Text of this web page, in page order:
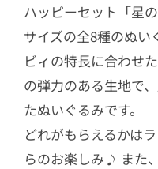
ハッピーセット「星
サイズの全8種のぬい
ビィの特長に合わせ
の弾力のある生地で
たぬいぐるみです。
どれがもらえるかは
らのお楽しみ♪ また